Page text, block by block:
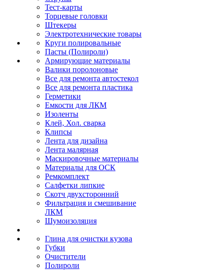
Тест-карты
Торцевые головки
Штекеры
Электротехнические товары
Круги полировальные
Пасты (Полироли)
Армирующие материалы
Валики поролоновые
Все для ремонта автостекол
Все для ремонта пластика
Герметики
Емкости для ЛКМ
Изоленты
Клей, Хол. сварка
Клипсы
Лента для дизайна
Лента малярная
Маскировочные материалы
Материалы для ОСК
Ремкомплект
Салфетки липкие
Скотч двухсторонний
Фильтрация и смешивание
ЛКМ
Шумоизоляция
Глина для очистки кузова
Губки
Очистители
Полироли